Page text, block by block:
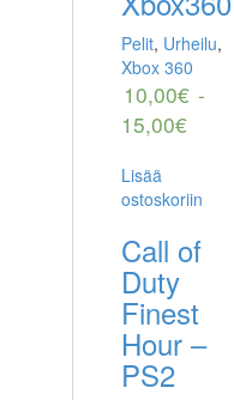
Pelit, Urheilu,
Xbox 360
10,00€ -
15,00€
Lisää
ostoskoriin
Call of
Duty
Finest
Hour –
PS2